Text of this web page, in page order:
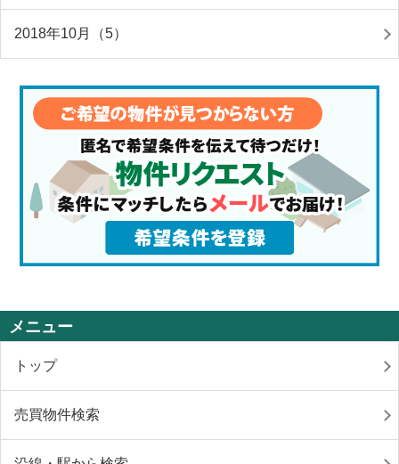
2018年10月（5）
メニュー
トップ
売買物件検索